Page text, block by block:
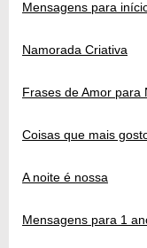
Mensagens para
Namorada Criativa
Frases de Amor para
Coisas que mais
A noite é nossa
Mensagens para 1